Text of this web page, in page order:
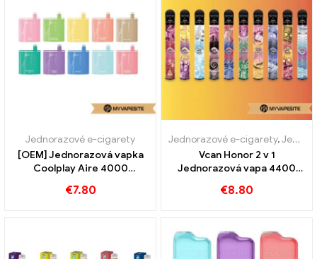
Jednorazové e-cigarety
[OEM] Jednorazová vapka
Coolplay Aire 4000
€7.80
Jednorazové e-cigarety,Jednorazové elektronické cigarety Rakúsko
Vcan Honor 2 v 1
Jednorazová vapa 4400
€8.80